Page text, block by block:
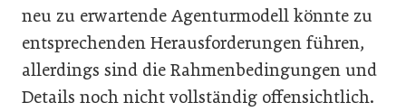
neu zu erwartende Agenturmodell könnte zu
entsprechenden Herausforderungen führen,
allerdings sind die Rahmenbedingungen und
Details noch nicht vollständig offensichtlich.